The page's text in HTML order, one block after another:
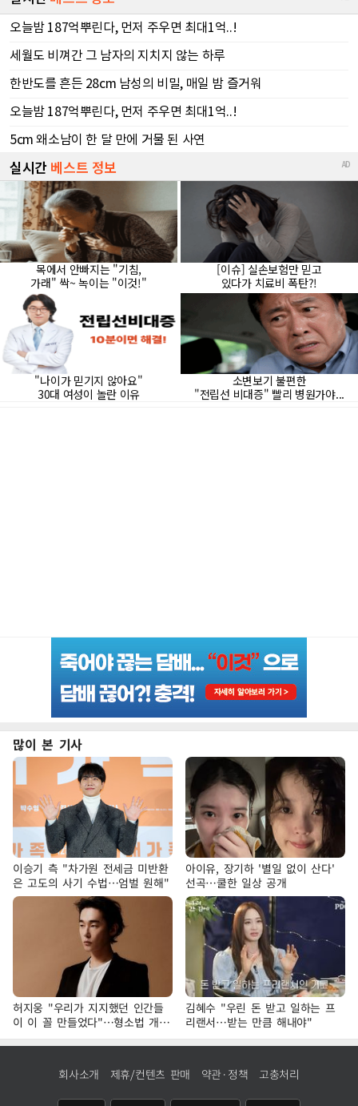
많이 본 기사
이승기 측 "차가원 전세금 미반환
은 고도의 사기 수법…엄벌 원해"
아이유, 장기하 '별일 없이 산다'
선곡…쿨한 일상 공개
허지웅 "우리가 지지했던 인간들
이 이 꼴 만들었다"…형소법 개정
에 격한 반응
김혜수 "우린 돈 받고 일하는 프
리랜서…받는 만큼 해내야"
회사소개 제휴/컨텐츠 판매 약관·정책 고충처리